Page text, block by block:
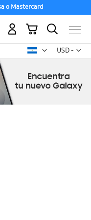
o Mastercard
USD -
dólar
Mi carrito